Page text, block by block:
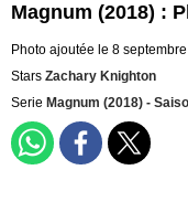
Magnum (2018) :
Photo ajoutée le 8
Stars Zachary Knighton
Serie Magnum (2018) -